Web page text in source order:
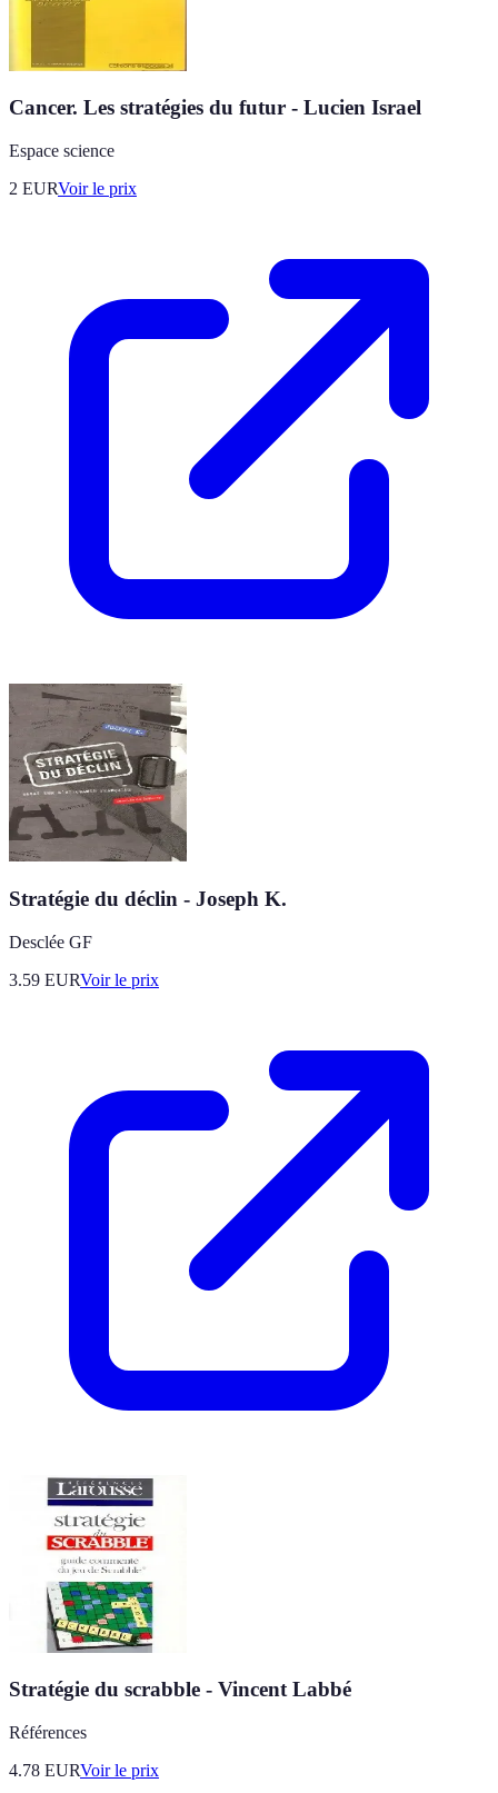
Cancer. Les stratégies du futur - Lucien Israel
Espace science
2 EURVoir le prix
Stratégie du déclin - Joseph K.
Desclée GF
3.59 EURVoir le prix
Stratégie du scrabble - Vincent Labbé
Références
4.78 EURVoir le prix